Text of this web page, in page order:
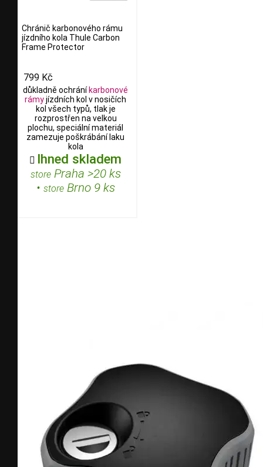
Chránič karbonového rámu
jízdního kola Thule Carbon
Frame Protector
799 Kč
důkladně ochrání karbonové
rámyjízdních kol v nosičích
kol všech typů, tlak je
rozprostřen na velkou
plochu, speciální materiál
zamezuje poškrábání laku
kola
 Ihned skladem
storePraha >20 ks
• storeBrno 9 ks